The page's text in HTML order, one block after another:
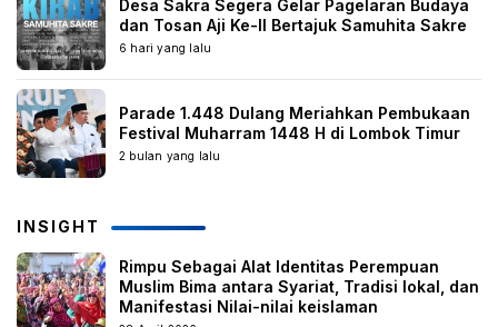
Desa Sakra Segera Gelar Pagelaran Budaya
dan Tosan Aji Ke-II Bertajuk Samuhita Sakre
6 hari yang lalu
Parade 1.448 Dulang Meriahkan Pembukaan
Festival Muharram 1448 H di Lombok Timur
2 bulan yang lalu
INSIGHT
Rimpu Sebagai Alat Identitas Perempuan
Muslim Bima antara Syariat, Tradisi lokal, dan
Manifestasi Nilai-nilai keislaman